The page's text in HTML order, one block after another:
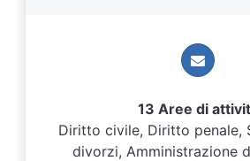
13 Aree di
Diritto civile, Diritto penale,
divorzi, Amministrazione